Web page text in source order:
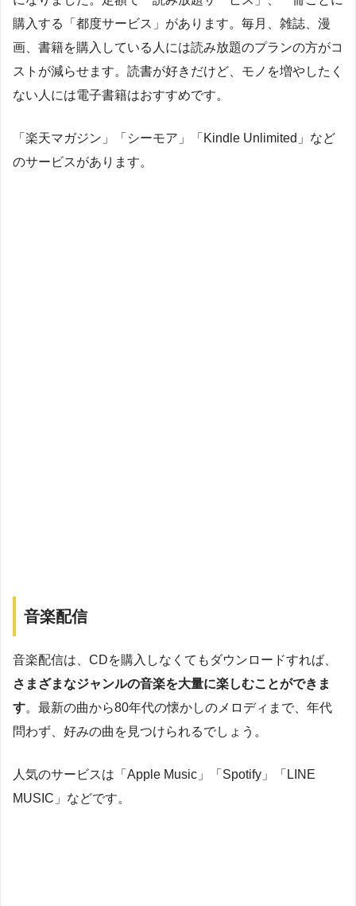
購入する「都度サービス」があります。毎月、雑誌、漫
画、書籍を購入している人には読み放題のプランの方がコ
ストが減らせます。読書が好きだけど、モノを増やしたく
ない人には電子書籍はおすすめです。
「楽天マガジン」「シーモア」「Kindle Unlimited」など
のサービスがあります。
音楽配信
音楽配信は、CDを購入しなくてもダウンロードすれば、
さまざまなジャンルの音楽を大量に楽しむことができま
す。最新の曲から80年代の懐かしのメロディまで、年代
問わず、好みの曲を見つけられるでしょう。
人気のサービスは「Apple Music」「Spotify」「LINE
MUSIC」などです。